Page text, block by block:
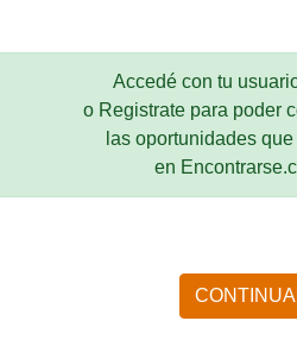
Accedé con tu
o Registrate para poder
las oportunidades
en